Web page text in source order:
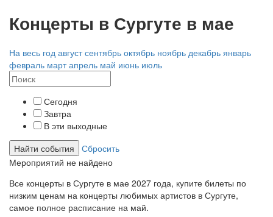
Концерты в Сургуте в мае
На весь год август сентябрь октябрь ноябрь декабрь январь
февраль март апрель май июнь июль
Сегодня
Завтра
В эти выходные
Найти события
Сбросить
Мероприятий не найдено
Все концерты в Сургуте в мае 2027 года, купите билеты по
низким ценам на концерты любимых артистов в Сургуте,
самое полное расписание на май.